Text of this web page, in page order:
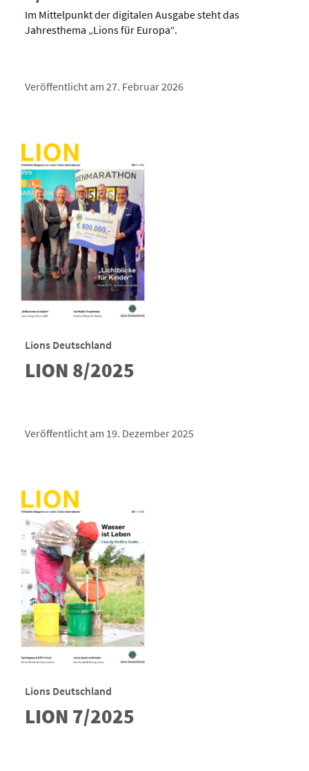
Im Mittelpunkt der digitalen Ausgabe steht das
Jahresthema „Lions für Europa“.
Veröffentlicht am 27. Februar 2026
Lions Deutschland
LION 8/2025
Veröffentlicht am 19. Dezember 2025
Lions Deutschland
LION 7/2025